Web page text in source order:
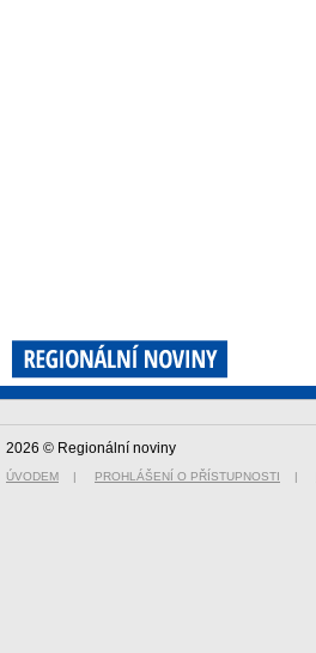
2026 © Regionální noviny
ÚVODEM | PROHLÁŠENÍ O PŘÍSTUPNOSTI |